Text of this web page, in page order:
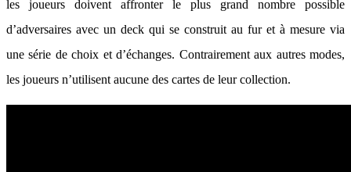
les joueurs doivent affronter le plus grand nombre possible
d’adversaires avec un deck qui se construit au fur et à mesure via
une série de choix et d’échanges. Contrairement aux autres modes,
les joueurs n’utilisent aucune des cartes de leur collection.